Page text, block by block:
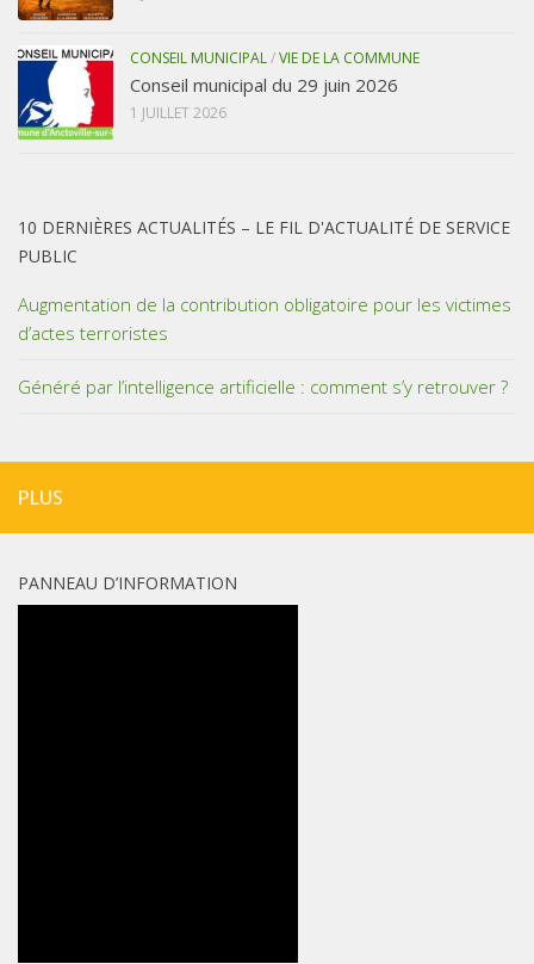
CONSEIL MUNICIPAL/VIE DE LA COMMUNE
Conseil municipal du 29 juin 2026
1 JUILLET 2026
10 DERNIÈRES ACTUALITÉS – LE FIL D'ACTUALITÉ DE SERVICE
PUBLIC
Augmentation de la contribution obligatoire pour les victimes
d’actes terroristes
Généré par l’intelligence artificielle : comment s’y retrouver ?
PLUS
PANNEAU D’INFORMATION